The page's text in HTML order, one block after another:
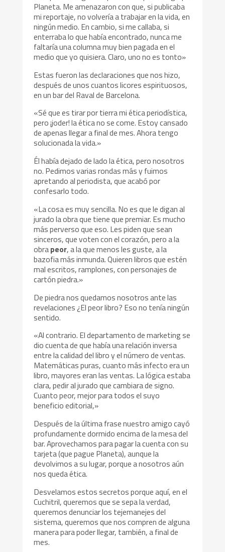
Planeta. Me amenazaron con que, si publicaba
mi reportaje, no volvería a trabajar en la vida, en
ningún medio. En cambio, si me callaba, si
enterraba lo que había encontrado, nunca me
faltaría una columna muy bien pagada en el
medio que yo quisiera. Claro, uno no es tonto»
Estas fueron las declaraciones que nos hizo,
después de unos cuantos licores espirituosos,
en un bar del Raval de Barcelona.
«Sé que es tirar por tierra mi ética periodística,
pero ¡joder! la ética no se come. Estoy cansado
de apenas llegar a final de mes. Ahora tengo
solucionada la vida.»
Él había dejado de lado la ética, pero nosotros
no. Pedimos varias rondas más y fuimos
apretando al periodista, que acabó por
confesarlo todo.
«La cosa es muy sencilla. No es que le digan al
jurado la obra que tiene que premiar. Es mucho
más perverso que eso. Les piden que sean
sinceros, que voten con el corazón, pero a la
obrapeor, a la que menos les guste, a la
bazofia más inmunda. Quieren libros que estén
mal escritos, ramplones, con personajes de
cartón piedra.»
De piedra nos quedamos nosotros ante las
revelaciones ¿El peor libro? Eso no tenía ningún
sentido.
«Al contrario. El departamento de marketing se
dio cuenta de que había una relación inversa
entre la calidad del libro y el número de ventas.
Matemáticas puras, cuanto más infecto era un
libro, mayores eran las ventas. La lógica estaba
clara, pedir al jurado que cambiara de signo.
Cuanto peor, mejor para todos el suyo
beneficio editorial,»
Después de la última frase nuestro amigo cayó
profundamente dormido encima de la mesa del
bar. Aprovechamos para pagar la cuenta con su
tarjeta (que pague Planeta), aunque la
devolvimos a su lugar, porque a nosotros aún
nos queda ética.
Desvelamos estos secretos porque aquí, en el
Cuchitril, queremos que se sepa la verdad,
queremos denunciar los tejemanejes del
sistema, queremos que nos compren de alguna
manera para poder llegar, también, a final de
mes.